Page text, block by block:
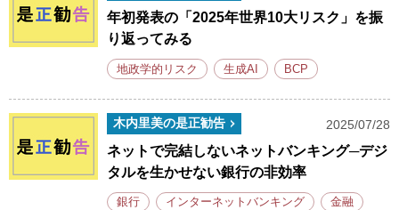
年初発表の「2025年世界10大リスク」を振
り返ってみる
地政学的リスク 生成AI BCP
木内里美の是正勧告 2025/07/28
ネットで完結しないネットバンキング─デジ
タルを生かせない銀行の非効率
銀行 インターネットバンキング 金融